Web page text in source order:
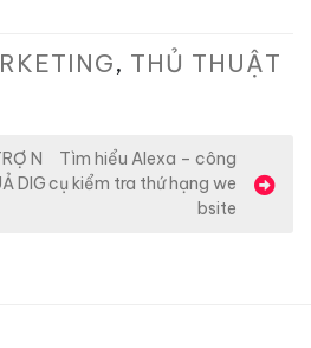
, THỦ THUẬT
N
DIG
Tìm hiểu Alexa – công
cụ kiểm tra thứ hạng we
bsite